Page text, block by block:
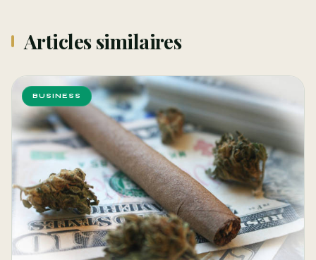
Articles similaires
BUSINESS